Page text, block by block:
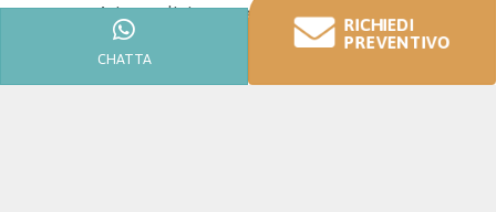
Aria condizionata e Free Wifi
Noleggio biciclette gratuito
Saletta lettura
CHATTA
RICHIEDI
PREVENTIVO